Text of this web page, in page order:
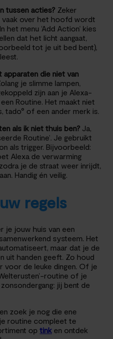
tussen acties? Zeker
vaak over het hoofd wordt
het menu ‘Add Action’ kies
dat het licht aangaat,
tot je uit bed bent),
apparaten die niet van
je slimme lampen,
zijn aan je Alexa-
Routine. Het maakt niet
tado° of een ander merk is.
als ik niet thuis ben? Ja,
Routine’. Je gebruikt
als trigger. Bijvoorbeeld:
Alexa de verwarming
je de straat weer inrijdt,
Handig én veilig.
regels
je jouw huis van een
systeem. Het
maar dat je de
uit handen geeft. Zo houd
voor de leuke dingen. Of je
routine of je
jij bent de
zoek je nog die ene
routine compleet te
op tink en ontdek